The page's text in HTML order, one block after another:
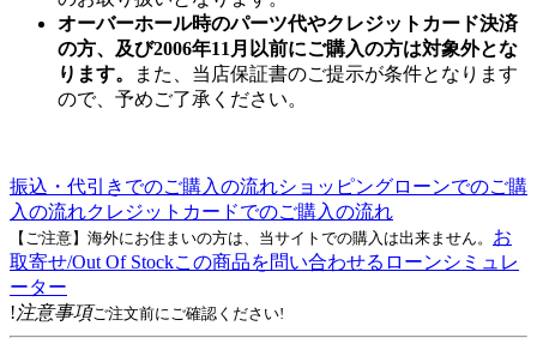
オーバーホール時のパーツ代やクレジットカード決済
の方、及び2006年11月以前にご購入の方は対象外とな
ります。
また、当店保証書のご提示が条件となります
ので、予めご了承ください。
振込・代引きでのご購入の流れショッピングローンでのご購
入の流れクレジットカードでのご購入の流れ
【ご注意】海外にお住まいの方は、当サイトでの購入は出来ません。 お
取寄せ/Out Of Stockこの商品を問い合わせる ローンシミュレ
ーター
!注意事項ご注文前にご確認ください!